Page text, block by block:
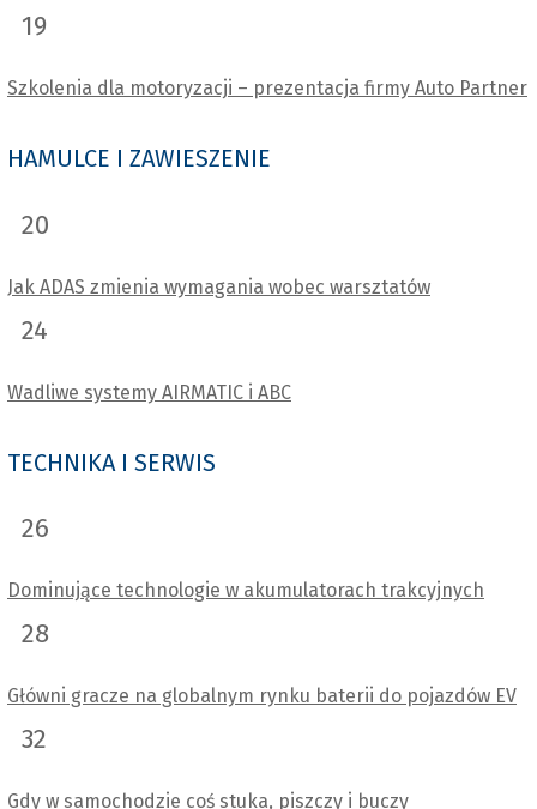
19
Szkolenia dla motoryzacji – prezentacja firmy Auto Partner
HAMULCE I ZAWIESZENIE
20
Jak ADAS zmienia wymagania wobec warsztatów
24
Wadliwe systemy AIRMATIC i ABC
TECHNIKA I SERWIS
26
Dominujące technologie w akumulatorach trakcyjnych
28
Główni gracze na globalnym rynku baterii do pojazdów EV
32
Gdy w samochodzie coś stuka, piszczy i buczy